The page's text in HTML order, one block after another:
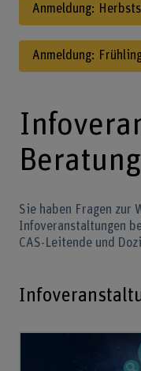
Anmeldung:
Anmeldung:
Beratung
Sie haben Fragen zur
Infoveranstaltungen
CAS-Leitende und